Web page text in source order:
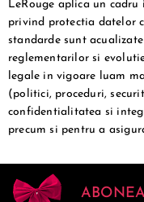
LeRouge aplica un
privind protectia datelor
standarde sunt
reglementarilor si
legale in vigoare luam
(politici, proceduri,
confidentialitatea si
precum si pentru a